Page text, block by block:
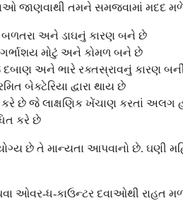
તમને સમજવામાં મદદ મળે
બળતરા અને ડાઘનું કારણ બને છે
મોટું અને કોમળ બને છે
દબાણ અને ભારે રક્તસ્રાવનું કારણ
બેક્ટેરિયા દ્વારા થાય છે
છે જે લાક્ષણિક ખેંચાણ કરતાં અલગ
કરે છે
છે તે માન્યતા આપવાનો છે. ઘણી
ઓવર-ધ-કાઉન્ટર દવાઓથી રાહત